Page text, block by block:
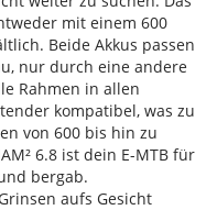
mit einem 600
Beide Akkus passen
nur durch eine andere
Rahmen in allen
kompatibel, was zu
von 600 bis hin zu
6.8 ist dein E-MTB für
bergab.
aufs Gesicht